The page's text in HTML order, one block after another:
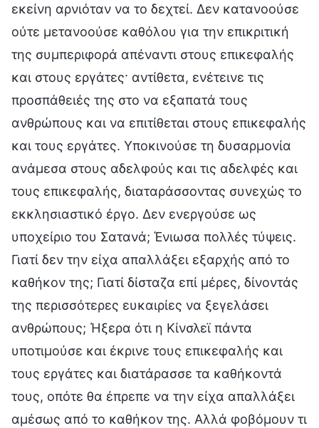
εκείνη αρνιόταν να το δεχτεί. Δεν κατανοούσε
ούτε μετανοούσε καθόλου για την επικριτική
της συμπεριφορά απέναντι στους επικεφαλής
και στους εργάτες· αντίθετα, ενέτεινε τις
προσπάθειές της στο να εξαπατά τους
ανθρώπους και να επιτίθεται στους επικεφαλής
και τους εργάτες. Υποκινούσε τη δυσαρμονία
ανάμεσα στους αδελφούς και τις αδελφές και
τους επικεφαλής, διαταράσσοντας συνεχώς το
εκκλησιαστικό έργο. Δεν ενεργούσε ως
υποχείριο του Σατανά; Ένιωσα πολλές τύψεις.
Γιατί δεν την είχα απαλλάξει εξαρχής από το
καθήκον της; Γιατί δίσταζα επί μέρες, δίνοντάς
της περισσότερες ευκαιρίες να ξεγελάσει
ανθρώπους; Ήξερα ότι η Κίνσλεϊ πάντα
υποτιμούσε και έκρινε τους επικεφαλής και
τους εργάτες και διατάρασσε τα καθήκοντά
τους, οπότε θα έπρεπε να την είχα απαλλάξει
αμέσως από το καθήκον της. Αλλά φοβόμουν τι